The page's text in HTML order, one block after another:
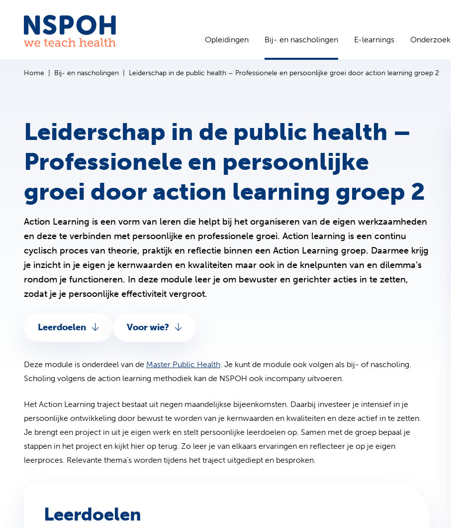
Ga naar de inhoud
Opleidingen Bij- en nascholingen E-learnings Onderzoek
Home Bij- en nascholingen Leiderschap in de public health – Professionele en persoonlijke groei door action learning groep 2
Leiderschap in de public health –
Professionele en persoonlijke
groei door action learning groep 2
Action Learning is een vorm van leren die helpt bij het organiseren van de eigen werkzaamheden
en deze te verbinden met persoonlijke en professionele groei. Action learning is een continu
cyclisch proces van theorie, praktijk en reflectie binnen een Action Learning groep. Daarmee krijg
je inzicht in je eigen je kernwaarden en kwaliteiten maar ook in de knelpunten van en dilemma’s
rondom je functioneren. In deze module leer je om bewuster en gerichter acties in te zetten,
zodat je je persoonlijke effectiviteit vergroot.
Leerdoelen Voor wie?
Deze module is onderdeel van de Master Public Health(opent in nieuw tabblad)
. Je kunt de module ook volgen als bij- of nascholing.
Scholing volgens de action learning methodiek kan de NSPOH ook incompany uitvoeren.
Het Action Learning traject bestaat uit negen maandelijkse bijeenkomsten. Daarbij investeer je intensief in je
persoonlijke ontwikkeling door bewust te worden van je kernwaarden en kwaliteiten en deze actief in te zetten.
Je brengt een project in uit je eigen werk en stelt persoonlijke leerdoelen op. Samen met de groep bepaal je
stappen in het project en kijkt hier op terug. Zo leer je van elkaars ervaringen en reflecteer je op je eigen
leerproces. Relevante thema’s worden tijdens het traject uitgediept en besproken.
Leerdoelen